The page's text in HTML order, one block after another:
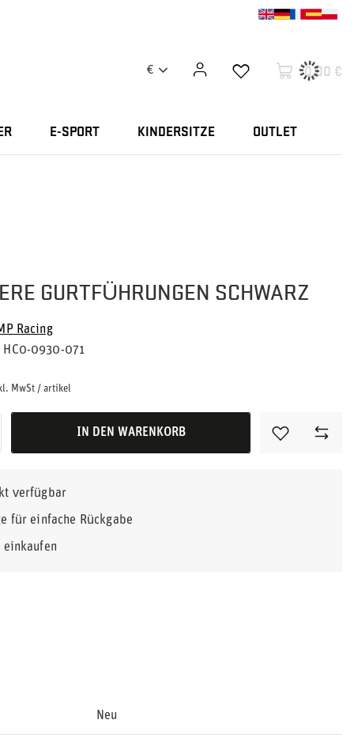
€ 0,00 €
E-SPORT KINDERSITZE OUTLET
GURTFÜHRUNGEN SCHWARZ
Racing
HC0-0930-071
MwSt /artikel
IN DEN WARENKORB
verfügbar
für einfache Rückgabe
einkaufen
Neu